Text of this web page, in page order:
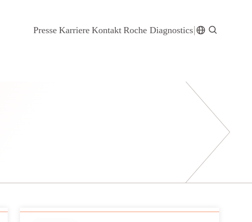
Presse Karriere Kontakt Roche Diagnostics